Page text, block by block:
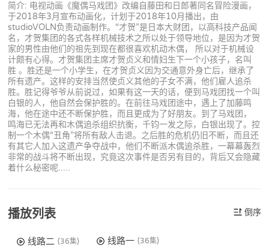
简介: 电视动画《魔偶马戏团》改编自藤田和日郎著同名冒险漫画，
于2018年3月宣布动画化，计划于2018年10月播出，由
studioVOLN负责动画制作。“才贺”是日本大财团，以高科技产品闻
名，才贺集团的各式各样机械技术之所以处于领导地位，是因为才贺
家的男性由他们的祖先到现在都很喜欢机动木偶， 所以对于机械设
计颇有心得。才贺集团主席才贺贞义和情妇生下一个小孩子，名叫
胜 。胜还是一个小学生，在才贺贞义因为交通意外身亡后，继承了
所有遗产。这样的安排当然使贞义其他的子女不满，他们雇人追杀
胜。胜记得爷爷从前说过，如果有这一天的话，便到马戏团找一个叫
白银的人，他自然会保护胜的。在前往马戏团途中，遇上了加藤鸣
海，他在途中还不断保护胜，而且更成为了好朋友。到了马戏团，
鸣海已无法再和木偶追杀组织抗衡，千钧一发之际，白银出现了。控
制一个木偶“丑角”将所有敌人击退。之后胜的危机仍旧不断，而且还
有其它人加入这遗产争夺战中，他们不断派木偶追杀胜，一幕幕轰烈
非常的战斗将不断出现，究竟这次事件是否另有目的，背后又会隐藏
着什么秘密呢.....
播放列表 倒序
线路二 (36集) 线路一 (36集)